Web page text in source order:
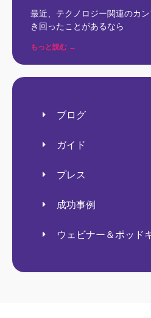
最近、テクノロジー関連のカ
き回ったことがあるなら
もっと読む →
ブログ
ガイド
プレス
成功事例
ウェビナー＆ポッド